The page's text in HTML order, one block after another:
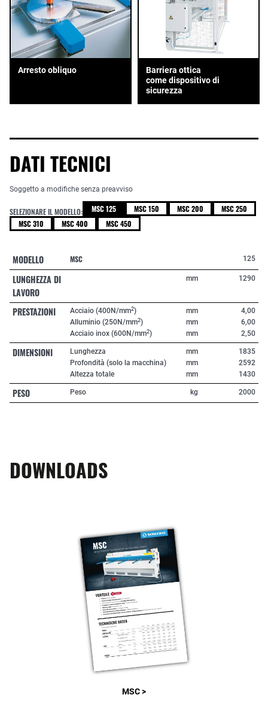
Arresto obliquo
Barriera ottica
come dispositivo di
sicurezza
DATI TECNICI
Soggetto a modifiche senza preavviso
SELEZIONARE IL MODELLO: MSC 125 MSC 150 MSC 200
MSC 250
MSC 310
MSC 400 MSC 450
MODELLO MSC 125
LUNGHEZZA DI
LAVORO
mm 1290
PRESTAZIONI Acciaio (400N/mm2)
Alluminio (250N/mm2)
Acciaio inox (600N/mm2)
mm
mm
mm
4,00
6,00
2,50
DIMENSIONI
Lunghezza
Profondità (solo la macchina)
Altezza totale
mm
mm
mm
1835
2592
1430
PESO Peso kg 2000
DOWNLOADS
MSC >